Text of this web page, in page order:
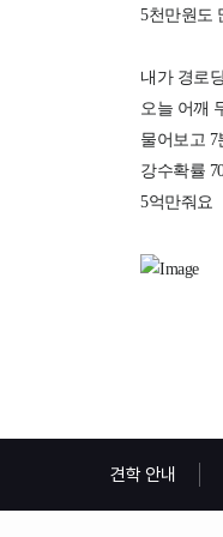
견학 안내